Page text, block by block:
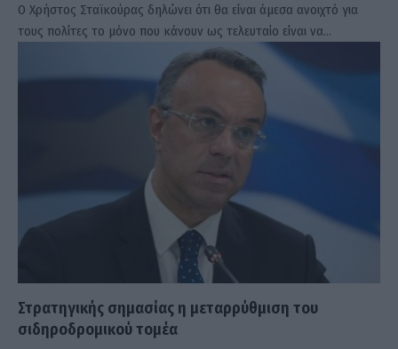
Ο Χρήστος Σταϊκούρας δηλώνει ότι θα είναι άμεσα ανοιχτό για
τους πολίτες το μόνο που κάνουν ως τελευταίο είναι να…
Στρατηγικής σημασίας η μεταρρύθμιση του
σιδηροδρομικού τομέα